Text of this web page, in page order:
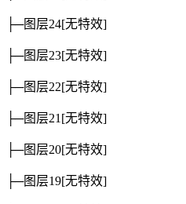
├─图层24[无特效]
├─图层23[无特效]
├─图层22[无特效]
├─图层21 [无特效]
├─图层20[无特效]
├─图层19[无特效]